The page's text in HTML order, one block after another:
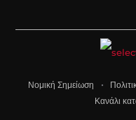
Νομική Σημείωση
Κανάλι